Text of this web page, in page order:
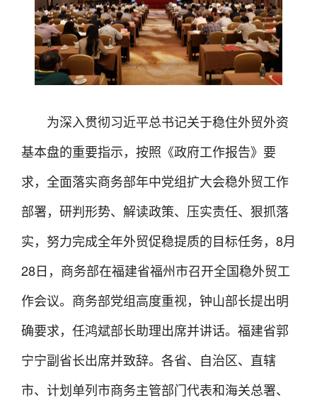
为深入贯彻习近平总书记关于稳住外贸外资
基本盘的重要指示，按照《政府工作报告》要
求，全面落实商务部年中党组扩大会稳外贸工作
部署，研判形势、解读政策、压实责任、狠抓落
实，努力完成全年外贸促稳提质的目标任务，8月
28日，商务部在福建省福州市召开全国稳外贸工
作会议。商务部党组高度重视，钟山部长提出明
确要求，任鸿斌部长助理出席并讲话。福建省郭
宁宁副省长出席并致辞。各省、自治区、直辖
市、计划单列市商务主管部门代表和海关总署、